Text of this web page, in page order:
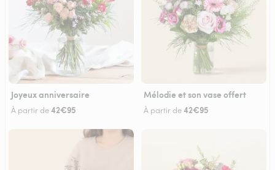
Joyeux anniversaire
À partir de42€95
Mélodie et son vase offert
À partir de42€95